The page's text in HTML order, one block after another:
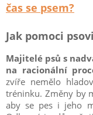
čas se psem?
Jak pomoci
Majitelé psů s
na racionální
zvíře nemělo
tréninku. Změny by
aby se pes i jeho